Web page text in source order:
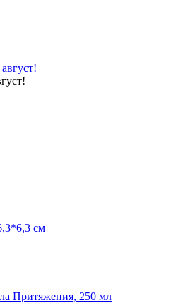
см
Притяжения, 250 мл